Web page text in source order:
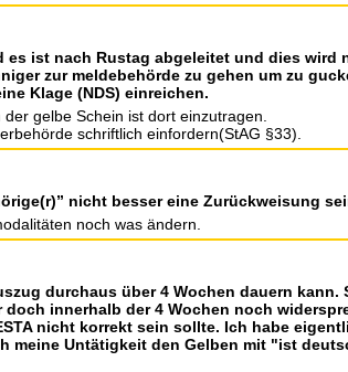
ist nach Rustag abgeleitet und dies wird
zur meldebehörde zu gehen um zu
Klage (NDS) einreichen.
gelbe Schein ist dort einzutragen.
schriftlich einfordern(StAG §33).
nicht besser eine Zurückweisung
noch was ändern.
durchaus über 4 Wochen dauern
innerhalb der 4 Wochen noch
nicht korrekt sein sollte. Ich habe
Untätigkeit den Gelben mit "ist